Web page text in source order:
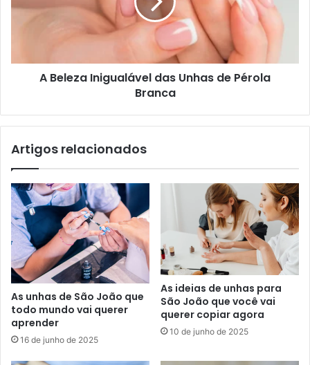
A Beleza Inigualável das Unhas de Pérola
Branca
Artigos relacionados
As unhas de São João que
todo mundo vai querer
aprender
16 de junho de 2025
As ideias de unhas para
São João que você vai
querer copiar agora
10 de junho de 2025